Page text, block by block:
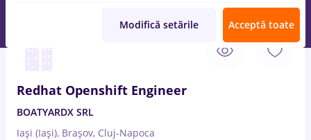
Redhat Openshift Engineer
BOATYARDX SRL
Iași (Iași), Brașov, Cluj-Napoca
Modifică setările Acceptă toate